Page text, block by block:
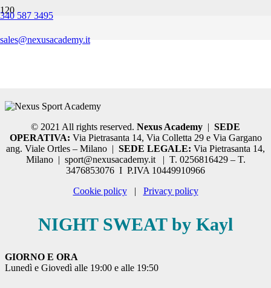
340 587 3495
sales@nexusacademy.it
© 2021 All rights reserved. Nexus Academy | SEDE
OPERATIVA: Via Pietrasanta 14, Via Colletta 29 e Via Gargano
ang. Viale Ortles – Milano | SEDE LEGALE: Via Pietrasanta 14,
Milano | sport@nexusacademy.it | T. 0256816429 – T.
3476853076 I P.IVA 10449910966
Cookie policy| Privacy policy
NIGHT SWEAT by Kayl
GIORNO E ORA
Lunedì e Giovedì alle 19:00 e alle 19:50